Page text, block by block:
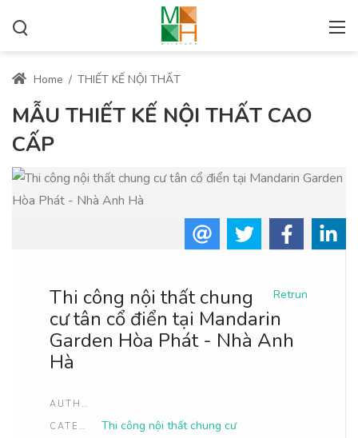
Home / THIẾT KẾ NỘI THẤT
MẪU THIẾT KẾ NỘI THẤT CAO
CẤP
Retrun
Thi công nội thất chung
cư tân cổ điển tại Mandarin
Garden Hòa Phát - Nhà Anh
Hà
AUTHOR
CATEGORIES
Thi công nội thất chung cư